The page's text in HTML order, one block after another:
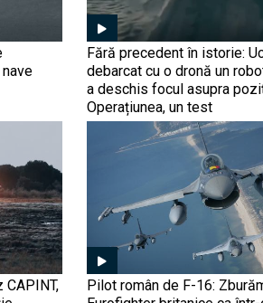
Pegasus
mişcările
Black Hawk
pilotează
Legendarul
transformat
Hawk”, în
Reacția
posibila
Tomahawk
ataca
Cu ce
să
Rusiei.
Fără precedent în istorie:
debarcat cu o dronă un
a deschis focul asupra
Operațiunea, un test
CAPINT,
Pilot român de F-16: